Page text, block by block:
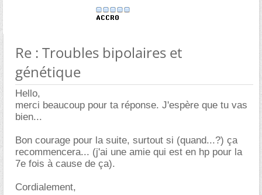
Re : Troubles bipolaires et
génétique
Hello,
merci beaucoup pour ta réponse. J'espère que tu vas
bien...
Bon courage pour la suite, surtout si (quand...?) ça
recommencera... (j'ai une amie qui est en hp pour la
7e fois à cause de ça).
Cordialement,